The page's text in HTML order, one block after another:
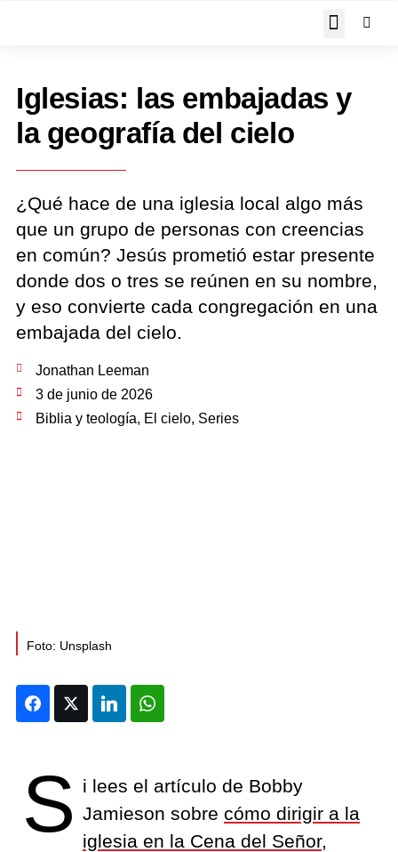
Iglesias: las embajadas y
la geografía del cielo
¿Qué hace de una iglesia local algo más
que un grupo de personas con creencias
en común? Jesús prometió estar presente
donde dos o tres se reúnen en su nombre,
y eso convierte cada congregación en una
embajada del cielo.
Jonathan Leeman
3 de junio de 2026
Biblia y teología, El cielo, Series
Foto: Unsplash
FacebookTwitter LinkedIn
S i lees el artículo de Bobby
Jamieson sobre cómo dirigir a la
iglesia en la Cena del Señor,